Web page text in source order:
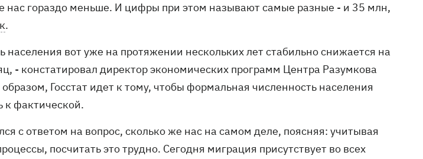
нас гораздо меньше. И цифры при этом называют самые разные - и 35 млн,
.
вот уже на протяжении нескольких лет стабильно снижается на
- констатировал директор экономических программ Центра Разумкова
Госстат идет к тому, чтобы формальная численность населения
к фактической.
с ответом на вопрос, сколько же нас на самом деле, поясняя: учитывая
посчитать это трудно. Сегодня миграция присутствует во всех